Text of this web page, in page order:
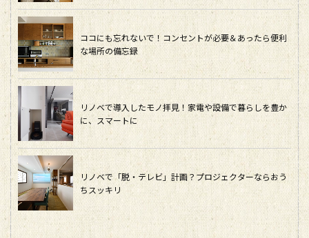
ココにも忘れないで！コンセントが必要＆あったら便利
な場所の備忘録
リノベで導入したモノ拝見！家電や設備で暮らしを豊か
に、スマートに
リノベで「脱・テレビ」計画？プロジェクターならおう
ちスッキリ